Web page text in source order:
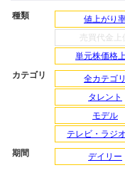
種類 値上がり
売買代金上
単元株価格
カテゴリ
全カテゴリ
タレント
モデル
テレビ・ラジ
期間
デイリー